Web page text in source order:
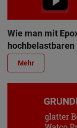
Wie man mit
Mehr